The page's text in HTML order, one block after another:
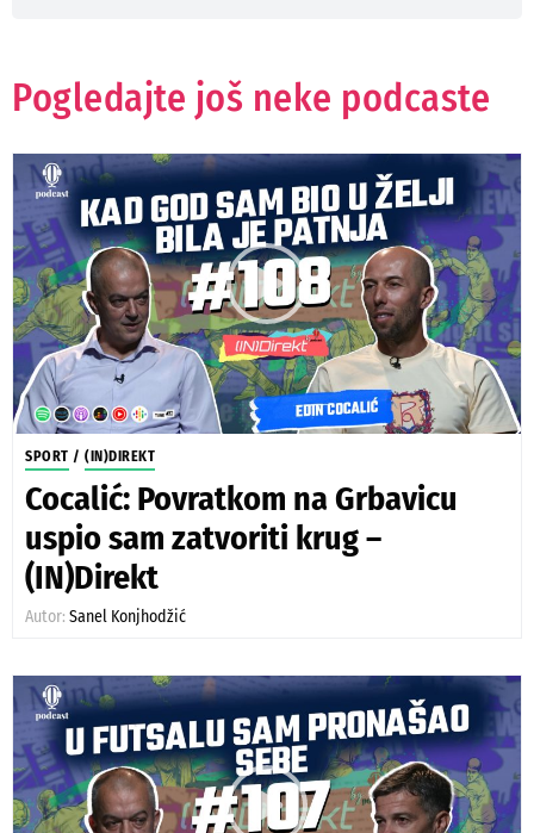
Pogledajte još neke podcaste
SPORT / (IN)DIREKT
Cocalić: Povratkom na Grbavicu
uspio sam zatvoriti krug –
(IN)Direkt
Autor: Sanel Konjhodžić